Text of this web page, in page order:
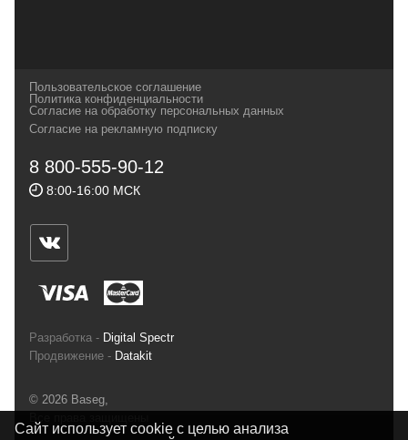
и взыскательных путешественников,
спортсменов и отдыхающих.
Геннадьевич
ИНН 590300057023 ОГРН 304590319000121
ул.Советская, 25, магазин Басег.
Тел./факс (342) 2101242
Пользовательское соглашение
Политика конфиденциальности
Согласие на обработку персональных данных
Согласие на рекламную подписку
8 800-555-90-12
8:00-16:00 МСК
Разработка - Digital Spectr
Продвижение - Datakit
© 2026 Baseg,
Сайт использует cookie с целью анализа